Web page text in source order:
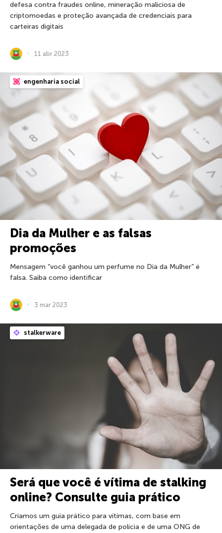
defesa contra fraudes online, mineração maliciosa de
criptomoedas e proteção avançada de credenciais para
carteiras digitais
11 abr 2023
engenharia social
Dia da Mulher e as falsas
promoções
Mensagem “você ganhou um perfume no Dia da Mulher” é
falsa. Saiba como identificar
3 mar 2023
stalkerware
Será que você é vítima de stalking
online? Consulte guia prático
Criamos um guia prático para vítimas, com base em
orientações de uma delegada de polícia e de uma ONG de